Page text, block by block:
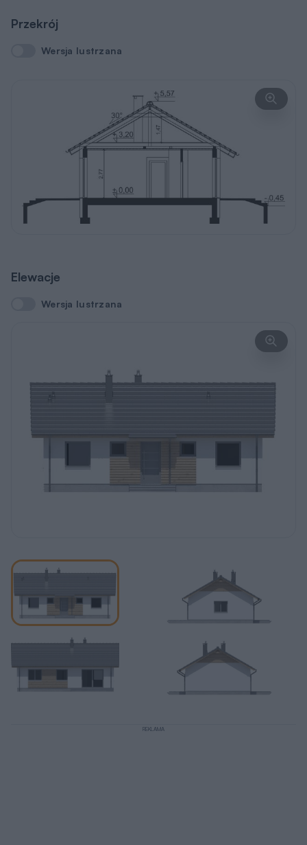
Przekrój
Wersja lustrzana
Wersja lustrzana
Elewacje
Wersja lustrzana
Wersja lustrzana
REKLAMA